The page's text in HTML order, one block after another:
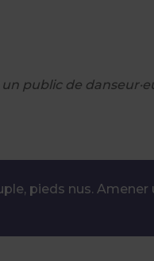
public de
pieds nus.